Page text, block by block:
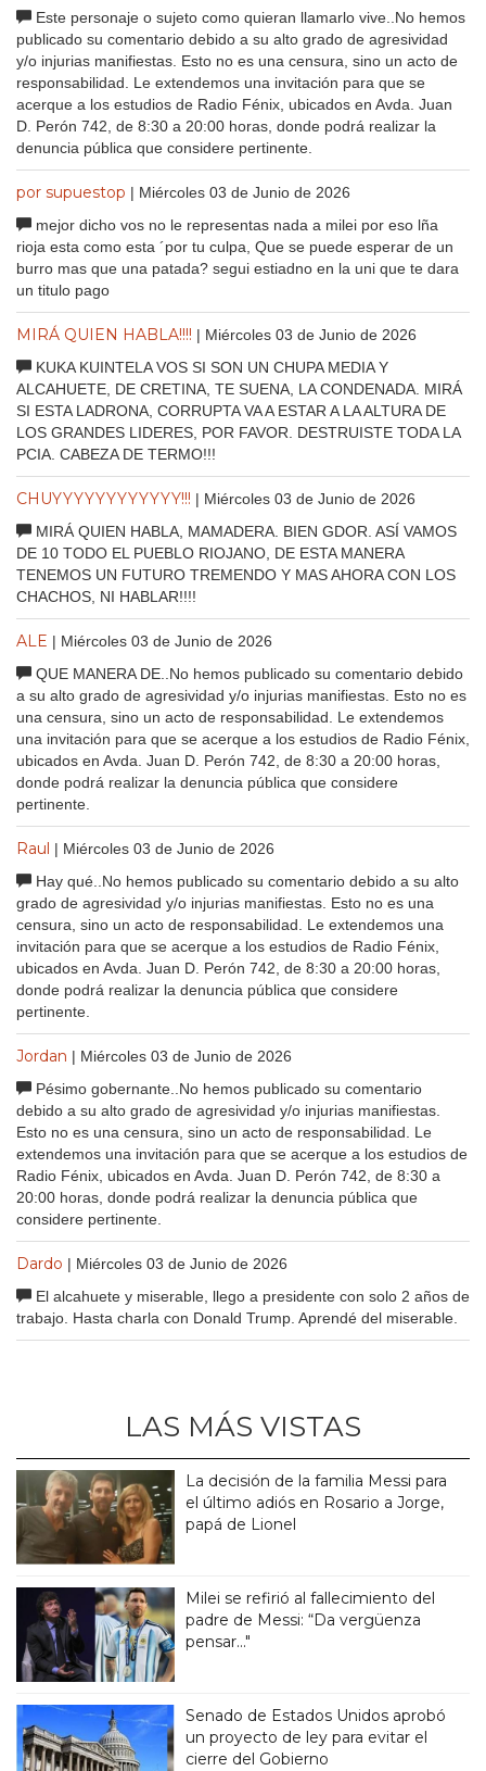
Este personaje o sujeto como quieran llamarlo vive..No hemos
publicado su comentario debido a su alto grado de agresividad
y/o injurias manifiestas. Esto no es una censura, sino un acto de
responsabilidad. Le extendemos una invitación para que se
acerque a los estudios de Radio Fénix, ubicados en Avda. Juan
D. Perón 742, de 8:30 a 20:00 horas, donde podrá realizar la
denuncia pública que considere pertinente.
por supuestop | Miércoles 03 de Junio de 2026
mejor dicho vos no le representas nada a milei por eso lña
rioja esta como esta ´por tu culpa, Que se puede esperar de un
burro mas que una patada? segui estiadno en la uni que te dara
un titulo pago
MIRÁ QUIEN HABLA!!!! | Miércoles 03 de Junio de 2026
KUKA KUINTELA VOS SI SON UN CHUPA MEDIA Y
ALCAHUETE, DE CRETINA, TE SUENA, LA CONDENADA. MIRÁ
SI ESTA LADRONA, CORRUPTA VA A ESTAR A LA ALTURA DE
LOS GRANDES LIDERES, POR FAVOR. DESTRUISTE TODA LA
PCIA. CABEZA DE TERMO!!!
CHUYYYYYYYYYYYY!!! | Miércoles 03 de Junio de 2026
MIRÁ QUIEN HABLA, MAMADERA. BIEN GDOR. ASÍ VAMOS
DE 10 TODO EL PUEBLO RIOJANO, DE ESTA MANERA
TENEMOS UN FUTURO TREMENDO Y MAS AHORA CON LOS
CHACHOS, NI HABLAR!!!!
ALE | Miércoles 03 de Junio de 2026
QUE MANERA DE..No hemos publicado su comentario debido
a su alto grado de agresividad y/o injurias manifiestas. Esto no es
una censura, sino un acto de responsabilidad. Le extendemos
una invitación para que se acerque a los estudios de Radio Fénix,
ubicados en Avda. Juan D. Perón 742, de 8:30 a 20:00 horas,
donde podrá realizar la denuncia pública que considere
pertinente.
Raul | Miércoles 03 de Junio de 2026
Hay qué..No hemos publicado su comentario debido a su alto
grado de agresividad y/o injurias manifiestas. Esto no es una
censura, sino un acto de responsabilidad. Le extendemos una
invitación para que se acerque a los estudios de Radio Fénix,
ubicados en Avda. Juan D. Perón 742, de 8:30 a 20:00 horas,
donde podrá realizar la denuncia pública que considere
pertinente.
Jordan | Miércoles 03 de Junio de 2026
Pésimo gobernante..No hemos publicado su comentario
debido a su alto grado de agresividad y/o injurias manifiestas.
Esto no es una censura, sino un acto de responsabilidad. Le
extendemos una invitación para que se acerque a los estudios de
Radio Fénix, ubicados en Avda. Juan D. Perón 742, de 8:30 a
20:00 horas, donde podrá realizar la denuncia pública que
considere pertinente.
Dardo | Miércoles 03 de Junio de 2026
El alcahuete y miserable, llego a presidente con solo 2 años de
trabajo. Hasta charla con Donald Trump. Aprendé del miserable.
LAS MÁS VISTAS
La decisión de la familia Messi para
el último adiós en Rosario a Jorge,
papá de Lionel
Milei se refirió al fallecimiento del
padre de Messi: “Da vergüenza
pensar..."
Senado de Estados Unidos aprobó
un proyecto de ley para evitar el
cierre del Gobierno